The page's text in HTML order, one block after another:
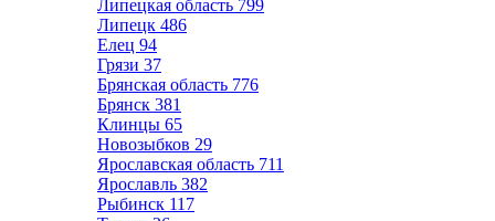
Липецкая область 799
Липецк 486
Елец 94
Грязи 37
Брянская область 776
Брянск 381
Клинцы 65
Новозыбков 29
Ярославская область 711
Ярославль 382
Рыбинск 117